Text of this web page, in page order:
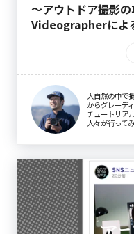
〜アウトドア撮影
Videographerによ
大自然の中で
からグレーデ
チュートリア
人々が行って